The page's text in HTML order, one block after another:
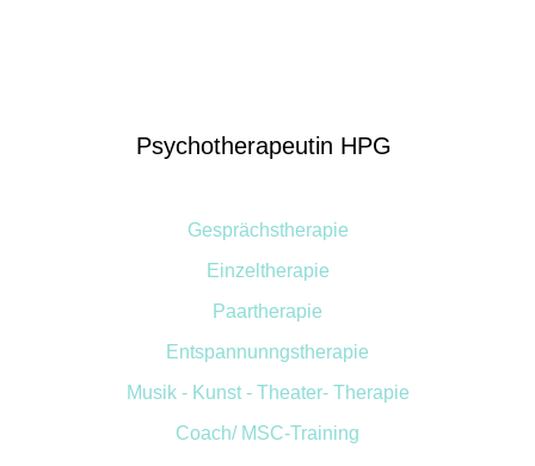
Psychotherapeutin HPG
Gesprächstherapie
Einzeltherapie
Paartherapie
Entspannunngstherapie
Musik - Kunst - Theater- Therapie
Coach/ MSC-Training